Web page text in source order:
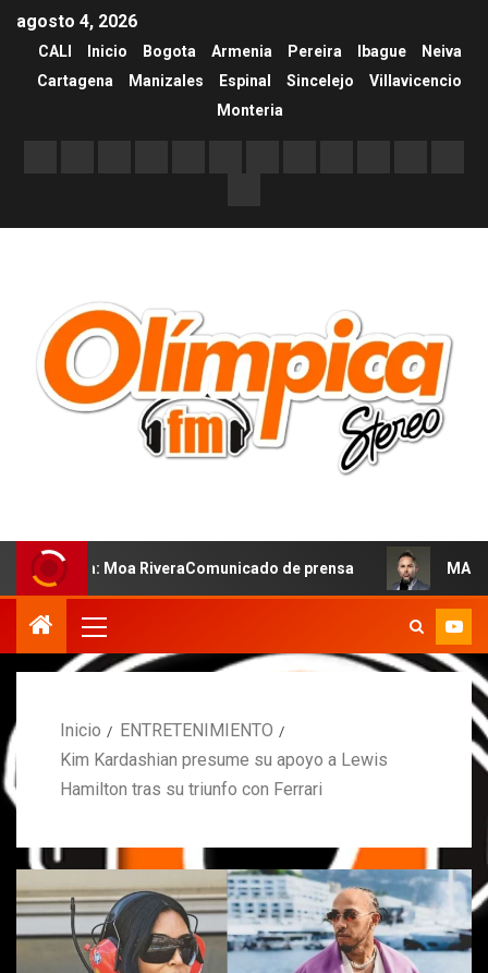
agosto 4, 2026
CALI Inicio Bogota Armenia Pereira Ibague
Neiva
Cartagena
Manizales Espinal Sincelejo
Villavicencio
Monteria
RiveraComunicado de prensa MARCOS PETRO
Inicio
ENTRETENIMIENTO
Kim Kardashian presume su apoyo a Lewis
Hamilton tras su triunfo con Ferrari